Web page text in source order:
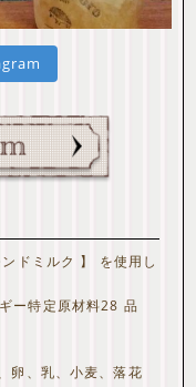
ドミルク 】 を使用し
ー特定原材料28 品
卵、乳、小麦、落花